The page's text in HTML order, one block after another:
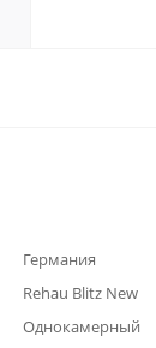
Германия
Rehau Blitz New
Однокамерный